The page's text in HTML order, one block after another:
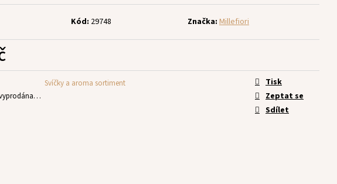
Kód: 29748 Značka: Millefiori
Svíčky a aroma sortiment
Tisk
Zeptat se
Sdílet